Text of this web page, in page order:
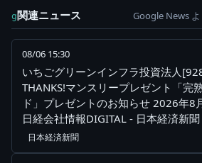
g関連ニュース Google News
08/06 15:30
いちごグリーンインフラ投資法人
THANKS!マンスリープレゼント「完
ド」プレゼントのお知らせ 2026年8
日経会社情報DIGITAL - 日本経済新聞
日本経済新聞